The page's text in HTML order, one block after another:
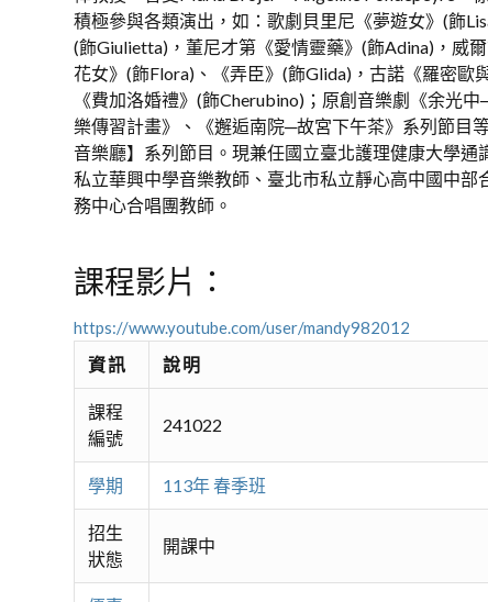
積極參與各類演出，如：歌劇貝里尼《夢遊女》(飾
(飾Giulietta)，董尼才第《愛情靈藥》(飾Adina)，威
花女》(飾Flora)、《弄臣》(飾Glida)，古諾《羅密歐
《費加洛婚禮》(飾Cherubino)；原創音樂劇《余光
樂傳習計畫》、《邂逅南院─故宮下午茶》系列節目
音樂廳】系列節目。現兼任國立臺北護理健康大學通
私立華興中學音樂教師、臺北市私立靜心高中國中部
務中心合唱團教師。
課程影片：
https://www.youtube.com/user/mandy982012
資訊 說明
課程
編號
241022
學期 113年 春季班
招生
狀態
開課中